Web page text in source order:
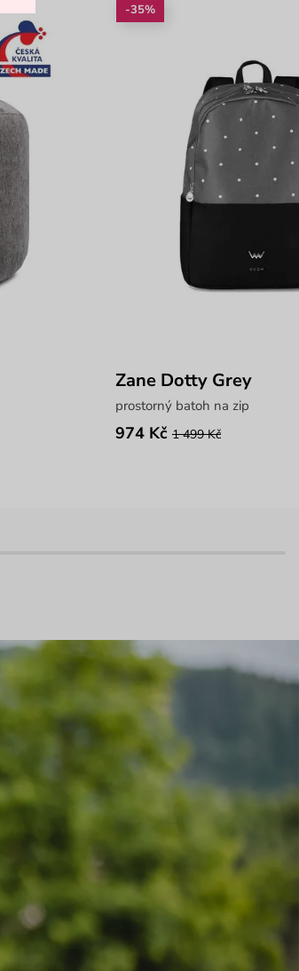
-35%
Zane Dotty Grey
prostorný batoh na zip
974 Kč 1 499 Kč